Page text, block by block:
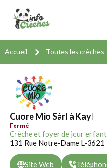
Accueil Toutes les crèches
Cuore Mio Sàrl à Kayl
Fermé
Crèche et foyer de jour enfant
131 Rue Notre-Dame L-3621
Site Web